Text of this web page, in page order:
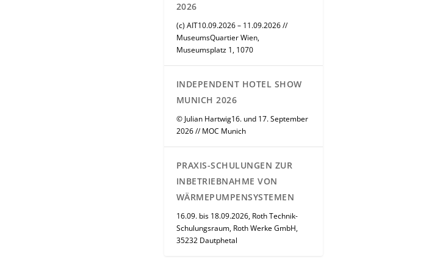
2026
(c) AIT10.09.2026 – 11.09.2026 //
MuseumsQuartier Wien,
Museumsplatz 1, 1070
INDEPENDENT HOTEL SHOW
MUNICH 2026
© Julian Hartwig16. und 17. September
2026 // MOC Munich
PRAXIS-SCHULUNGEN ZUR
INBETRIEBNAHME VON
WÄRMEPUMPENSYSTEMEN
16.09. bis 18.09.2026, Roth Technik-
Schulungsraum, Roth Werke GmbH,
35232 Dautphetal